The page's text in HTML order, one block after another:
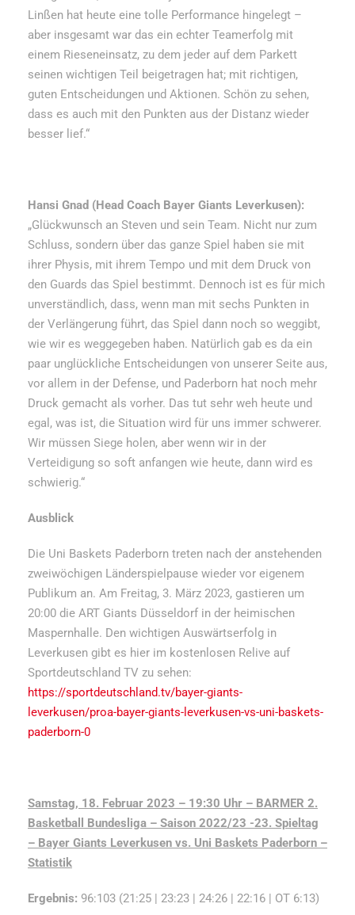
Linßen hat heute eine tolle Performance hingelegt –
aber insgesamt war das ein echter Teamerfolg mit
einem Rieseneinsatz, zu dem jeder auf dem Parkett
seinen wichtigen Teil beigetragen hat; mit richtigen,
guten Entscheidungen und Aktionen. Schön zu sehen,
dass es auch mit den Punkten aus der Distanz wieder
besser lief.“
Hansi Gnad (Head Coach Bayer Giants Leverkusen):
„Glückwunsch an Steven und sein Team. Nicht nur zum
Schluss, sondern über das ganze Spiel haben sie mit
ihrer Physis, mit ihrem Tempo und mit dem Druck von
den Guards das Spiel bestimmt. Dennoch ist es für mich
unverständlich, dass, wenn man mit sechs Punkten in
der Verlängerung führt, das Spiel dann noch so weggibt,
wie wir es weggegeben haben. Natürlich gab es da ein
paar unglückliche Entscheidungen von unserer Seite aus,
vor allem in der Defense, und Paderborn hat noch mehr
Druck gemacht als vorher. Das tut sehr weh heute und
egal, was ist, die Situation wird für uns immer schwerer.
Wir müssen Siege holen, aber wenn wir in der
Verteidigung so soft anfangen wie heute, dann wird es
schwierig.“
Ausblick
Die Uni Baskets Paderborn treten nach der anstehenden
zweiwöchigen Länderspielpause wieder vor eigenem
Publikum an. Am Freitag, 3. März 2023, gastieren um
20:00 die ART Giants Düsseldorf in der heimischen
Maspernhalle. Den wichtigen Auswärtserfolg in
Leverkusen gibt es hier im kostenlosen Relive auf
Sportdeutschland TV zu sehen:
https://sportdeutschland.tv/bayer-giants-
leverkusen/proa-bayer-giants-leverkusen-vs-uni-baskets-
paderborn-0
Samstag, 18. Februar 2023 – 19:30 Uhr – BARMER 2.
Basketball Bundesliga – Saison 2022/23 -23. Spieltag
– Bayer Giants Leverkusen vs. Uni Baskets Paderborn –
Statistik
Ergebnis: 96:103 (21:25 | 23:23 | 24:26 | 22:16 | OT 6:13)